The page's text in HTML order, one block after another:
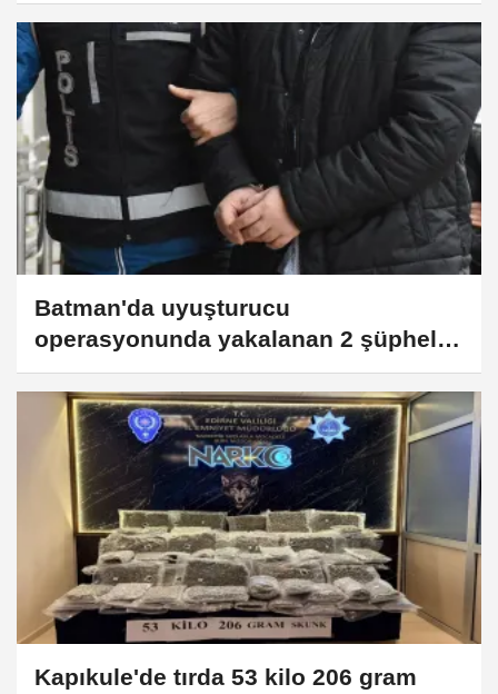
Batman'da uyuşturucu
operasyonunda yakalanan 2 şüpheli
tutuklandı
Kapıkule'de tırda 53 kilo 206 gram